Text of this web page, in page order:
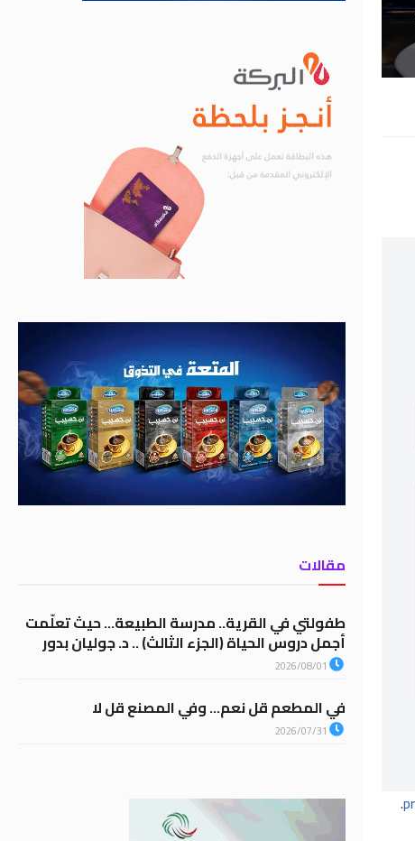
.
مقالات
طفولتي في القرية.. مدرسة الطبيعة… حيث تعلّمت
أجمل دروس الحياة (الجزء الثالث) .. د. جوليان بدور
2026/08/01
في المطعم قل نعم… وفي المصنع قل لا
2026/07/31